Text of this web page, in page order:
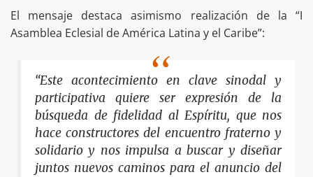
El mensaje destaca asimismo realización de la “I
Asamblea Eclesial de América Latina y el Caribe”:
“Este acontecimiento en clave sinodal y
participativa quiere ser expresión de la
búsqueda de fidelidad al Espíritu, que nos
hace constructores del encuentro fraterno y
solidario y nos impulsa a buscar y diseñar
juntos nuevos caminos para el anuncio del